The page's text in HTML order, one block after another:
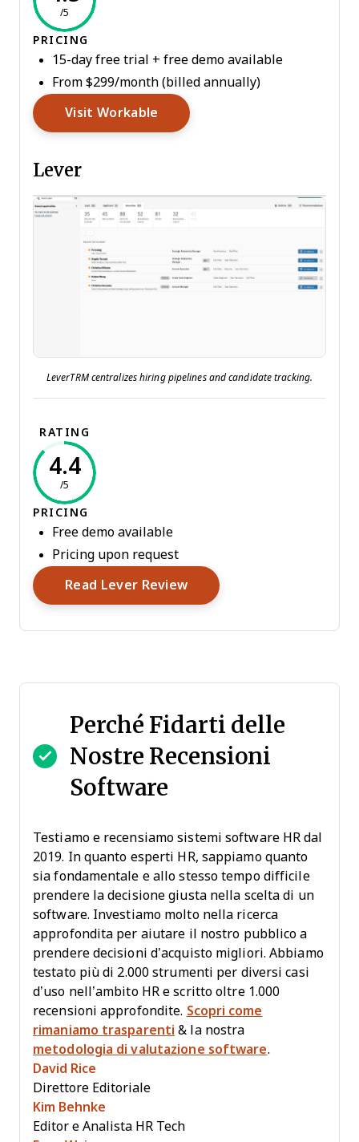
/5
PRICING
15-day free trial + free demo available
From $299/month (billed annually)
Visit Workable Opens New Window
Lever
LeverTRM centralizes hiring pipelines and candidate tracking.
RATING
4.4
/5
PRICING
Free demo available
Pricing upon request
Read Lever ReviewOpens New Window
Perché Fidarti delle
Nostre Recensioni
Software
Testiamo e recensiamo sistemi software HR dal
2019. In quanto esperti HR, sappiamo quanto
sia fondamentale e allo stesso tempo difficile
prendere la decisione giusta nella scelta di un
software. Investiamo molto nella ricerca
approfondita per aiutare il nostro pubblico a
prendere decisioni d’acquisto migliori. Abbiamo
testato più di 2.000 strumenti per diversi casi
d’uso nell’ambito HR e scritto oltre 1.000
recensioni approfondite. Scopri come
rimaniamo trasparenti & la nostra
metodologia di valutazione software.
David Rice
Direttore Editoriale
Kim Behnke
Editor e Analista HR Tech